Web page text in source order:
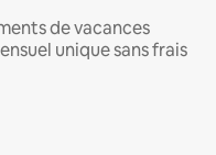
de vacances
unique sans frais